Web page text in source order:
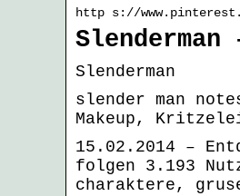
http s://
Slenderman
slender man
Makeup,
15.02.2014 –
folgen 3.193
charaktere,